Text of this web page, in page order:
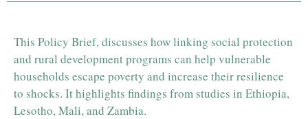
This Policy Brief, discusses how linking social protection
and rural development programs can help vulnerable
households escape poverty and increase their resilience
to shocks. It highlights findings from studies in Ethiopia,
Lesotho, Mali, and Zambia.